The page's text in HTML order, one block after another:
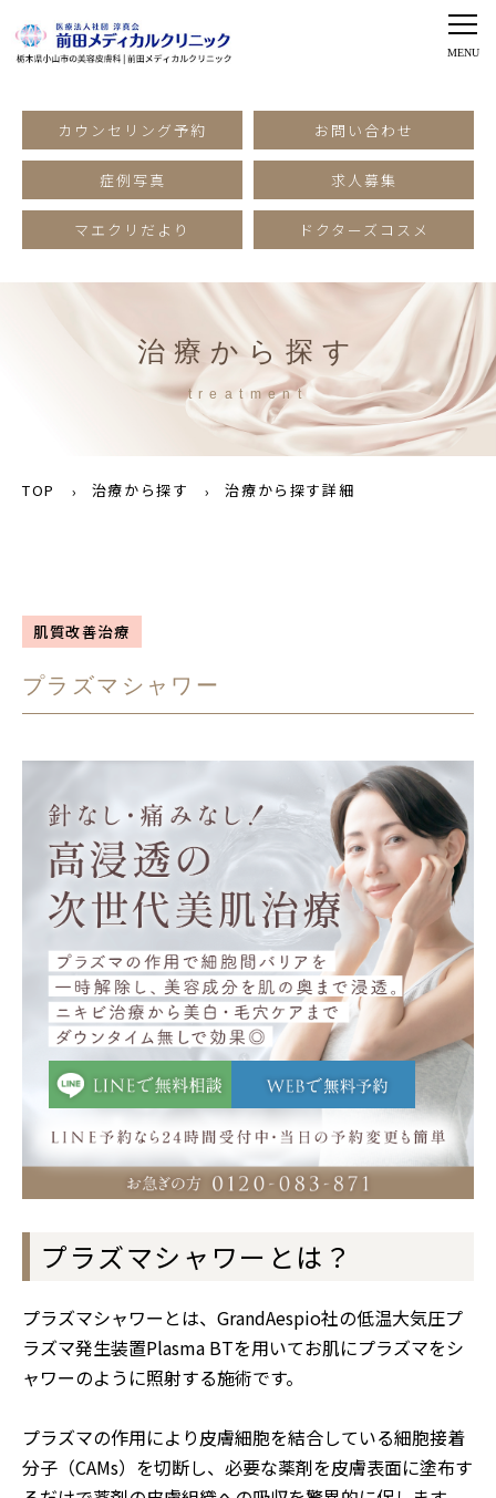
カウンセリング予約 お問い合わせ
症例写真 求人募集
マエクリだより ドクターズコスメ
治療から探す
treatment
TOP 治療から探す 治療から探す詳細
肌質改善治療
プラズマシャワー
プラズマシャワーとは？
プラズマシャワーとは、GrandAespio社の低温大気圧プ
ラズマ発生装置Plasma BTを用いてお肌にプラズマをシ
ャワーのように照射する施術です。
プラズマの作用により皮膚細胞を結合している細胞接着
分子（CAMs）を切断し、必要な薬剤を皮膚表面に塗布す